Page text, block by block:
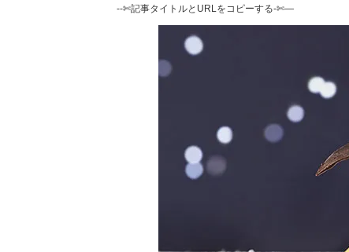
--✄記事タイトルとURLをコピーする-✄—